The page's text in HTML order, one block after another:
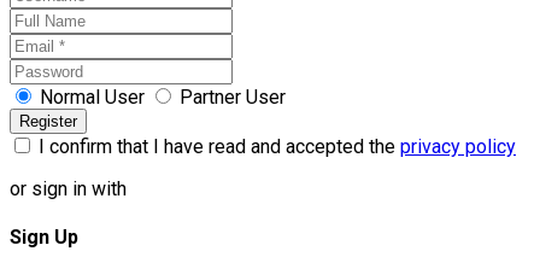
Normal User Partner User
I confirm that I have read and accepted the privacy policy
or sign in with
Sign Up